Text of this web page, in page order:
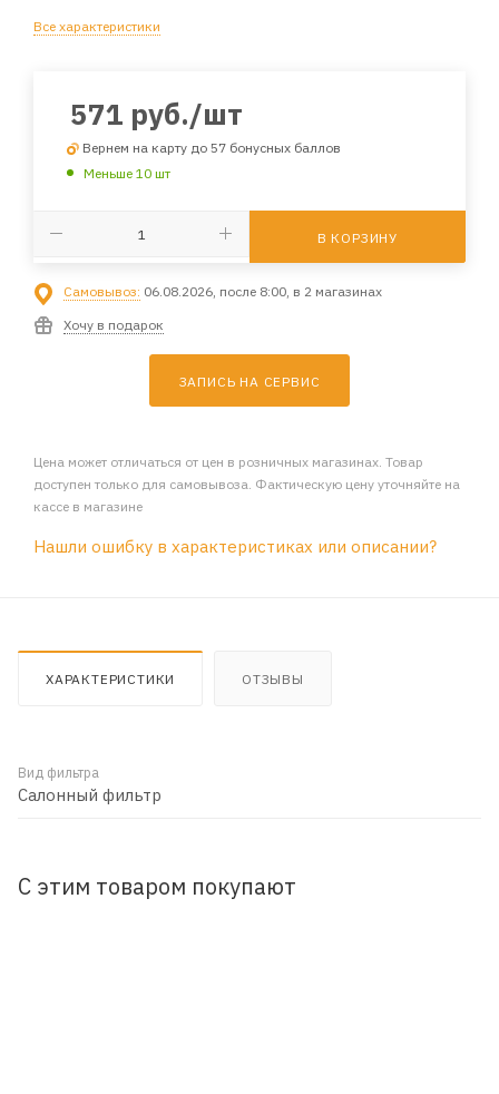
Все характеристики
571 руб./шт
Вернем на карту до 57 бонусных баллов
Меньше 10 шт
В КОРЗИНУ
Самовывоз: 06.08.2026, после 8:00, в 2 магазинах
Хочу в подарок
ЗАПИСЬ НА СЕРВИС
Цена может отличаться от цен в розничных магазинах. Товар
доступен только для самовывоза. Фактическую цену уточняйте на
кассе в магазине
Нашли ошибку в характеристиках или описании?
ХАРАКТЕРИСТИКИ ОТЗЫВЫ
Вид фильтра
Салонный фильтр
С этим товаром покупают